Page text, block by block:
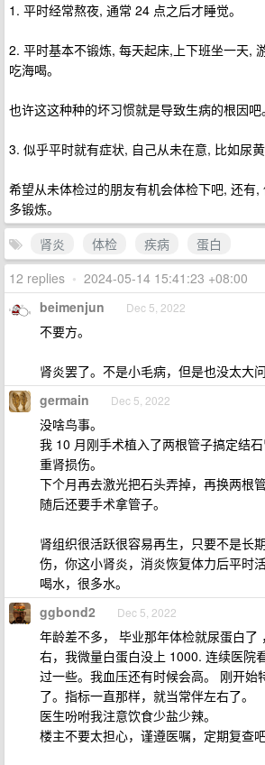
1. 平时经常熬夜, 通常 24 点之后才睡觉。
2. 平时基本不锻炼, 每天起床,上下班坐一天,
吃海喝。
也许这这种种的坏习惯就是导致生病的根因吧。
3. 似乎平时就有症状, 自己从未在意, 比如尿黄
希望从未体检过的朋友有机会体检下吧, 还有
多锻炼。
肾炎
体检 疾病
蛋白
12 replies • 2024-05-14 15:41:23 +08:00
beimenjun Dec 5, 2022
不要方。
肾炎罢了。不是小毛病，但是也没太大问
germain Dec 5, 2022
没啥鸟事。
我 10 月刚手术植入了两根管子搞定结
重肾损伤。
下个月再去激光把石头弄掉，再换两根管
随后还要手术拿管子。
肾组织很活跃很容易再生，只要不是长
伤，你这小肾炎，消炎恢复体力后平时
喝水，很多水。
ggbond2 Dec 5, 2022
年龄差不多， 毕业那年体检就尿蛋白了
右，我微量白蛋白没上 1000. 连续医院
过一些。我血压还有时候会高。 刚开始
了。指标一直那样，就当常伴左右了。
医生吩咐我注意饮食少盐少辣。
楼主不要太担心，谨遵医嘱，定期复查吧